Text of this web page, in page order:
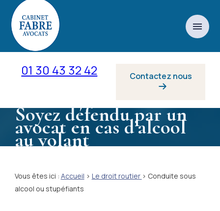
menu
01 30 43 32 42 Contactez nous
Soyez défendu par un
avocat en cas d’alcool
au volant
Vous êtes ici : Accueil > Le droit routier > Conduite sous
alcool ou stupéfiants
Panneau de gestion des cookies